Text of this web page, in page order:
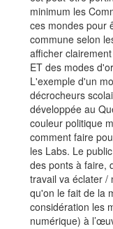
minimum les
ces mondes pour
commune selon
afficher
ET des modes
L'exemple d'un
décrocheurs
développée au
couleur politique
comment faire
les Labs. Le
des ponts à faire,
travail va éclater /
qu'on le fait de la
considération les
numérique) à